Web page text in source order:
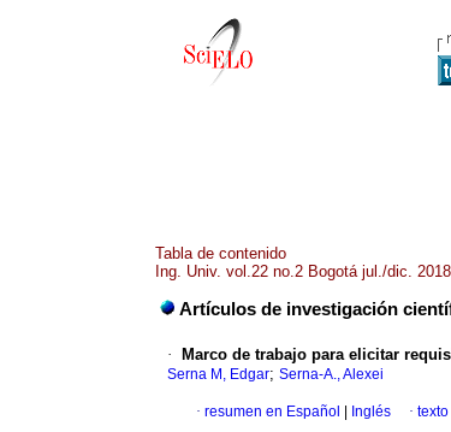
Tabla de contenido
Ing. Univ. vol.22 no.2 Bogotá jul./dic. 2018
Artículos de investigación
· Marco de trabajo para elicitar
Serna M, Edgar; Serna-A., Alexei
· resumen en Español Inglés ·